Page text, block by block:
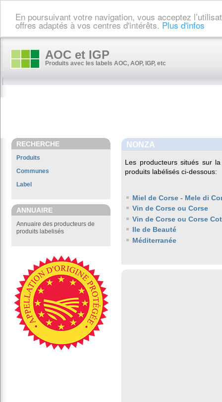
En poursuivant votre navigation, vous acceptez
offres adaptés à vos centres d'intérêts. Plus d'infos
AOC et IGP
Produits avec les labels AOC, AOP, IGP, etc
RECHERCHE
Produits
Communes
Label
ANNUAIRE
Annuaire des producteurs de
produits labelisés
NONZA
Les producteurs situés sur
produits labélisés ci-dessous:
Miel de Corse - Mele di
Vin de Corse ou Corse
Vin de Corse ou Corse
Ile de Beauté
Méditerranée